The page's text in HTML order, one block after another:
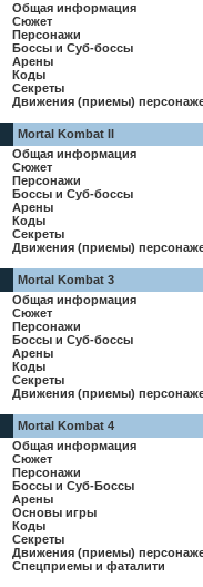
Общая информация
Сюжет
Персонажи
Боссы и Суб-боссы
Арены
Коды
Секреты
Движения (приемы)
Mortal Kombat II
Общая информация
Сюжет
Персонажи
Боссы и Суб-боссы
Арены
Коды
Секреты
Движения (приемы)
Mortal Kombat 3
Общая информация
Сюжет
Персонажи
Боссы и Суб-боссы
Арены
Коды
Секреты
Движения (приемы)
Mortal Kombat 4
Общая информация
Сюжет
Персонажи
Боссы и Суб-Боссы
Арены
Основы игры
Коды
Секреты
Движения (приемы)
Спецприемы и фаталити